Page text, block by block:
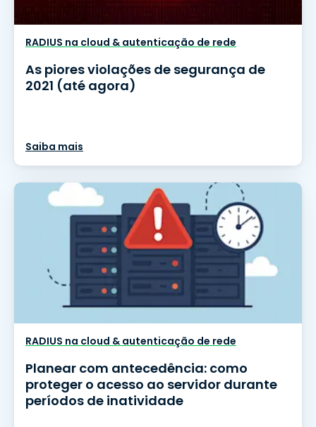
RADIUS na cloud & autenticação de rede
As piores violações de segurança de
2021 (até agora)
Saiba mais
RADIUS na cloud & autenticação de rede
Planear com antecedência: como
proteger o acesso ao servidor durante
períodos de inatividade